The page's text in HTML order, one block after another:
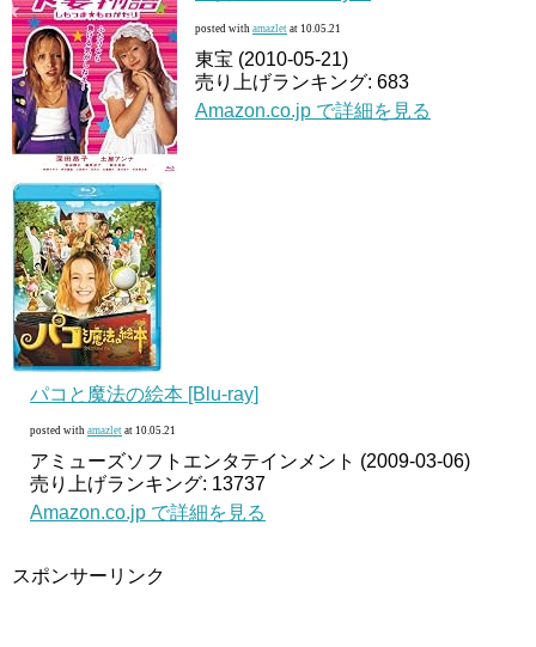
posted with amazlet at 10.05.21
東宝 (2010-05-21)
売り上げランキング: 683
Amazon.co.jp で詳細を見る
パコと魔法の絵本 [Blu-ray]
posted with amazlet at 10.05.21
アミューズソフトエンタテインメント (2009-03-06)
売り上げランキング: 13737
Amazon.co.jp で詳細を見る
スポンサーリンク